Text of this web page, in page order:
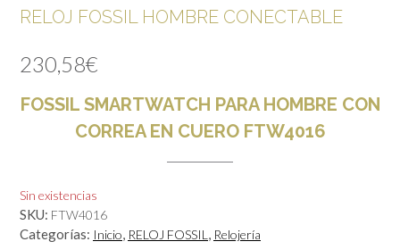
RELOJ FOSSIL HOMBRE CONECTABLE
230,58€
FOSSIL SMARTWATCH PARA HOMBRE CON
CORREA EN CUERO FTW4016
Sin existencias
SKU: FTW4016
Categorías: Inicio, RELOJ FOSSIL , Relojería